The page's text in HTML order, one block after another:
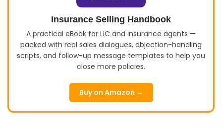
Insurance Selling Handbook
A practical eBook for LIC and insurance agents —
packed with real sales dialogues, objection-handling
scripts, and follow-up message templates to help you
close more policies.
Buy on Amazon →